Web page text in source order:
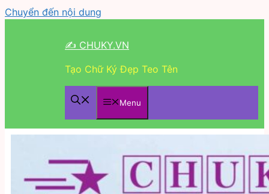
Chuyển đến nội dung
✍ CHUKY.VN
Tạo Chữ Ký Đẹp Teo Tên
Menu